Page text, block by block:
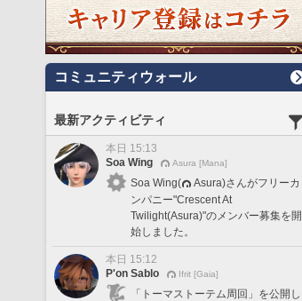
コミュニティウォール
最新アクティビティ
本日 15:13
Soa Wing
Asura [Mana]
Soa Wing(
Asura)さんがフリーカ
ンパニー"Crescent At
Twilight(Asura)"のメンバー募集を開
始しました。
本日 15:12
P'on Sablo
Ifrit [Gaia]
「トーマストーテム周回」を公開し